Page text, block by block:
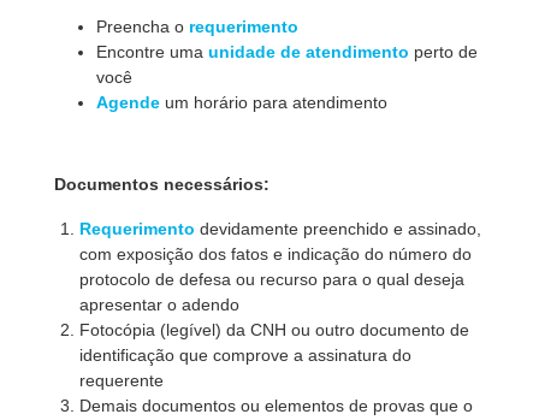
Preencha o requerimento
Encontre uma unidade de atendimento perto de
você
Agende um horário para atendimento
Documentos necessários:
Requerimento devidamente preenchido e assinado,
com exposição dos fatos e indicação do número do
protocolo de defesa ou recurso para o qual deseja
apresentar o adendo
Fotocópia (legível) da CNH ou outro documento de
identificação que comprove a assinatura do
requerente
Demais documentos ou elementos de provas que o